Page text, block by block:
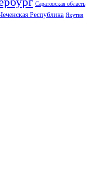
Саратовская область
Республика Якутия